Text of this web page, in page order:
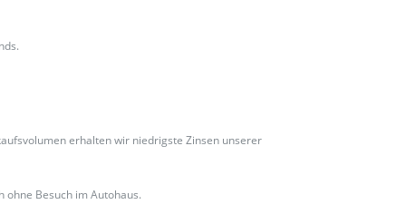
erhalten wir niedrigste Zinsen unserer
ohne Besuch im Autohaus.